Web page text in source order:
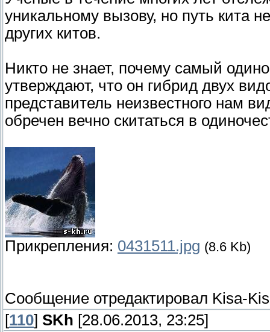
уникальному вызову, но путь кита
других китов.
Никто не знает, почему самый
утверждают, что он гибрид двух
представитель неизвестного нам
обречен вечно скитаться в
Прикрепления: 0431511.jpg (8.6 Kb)
Сообщение отредактировал Kisa-
[110] SKh [28.06.2013, 23:25]